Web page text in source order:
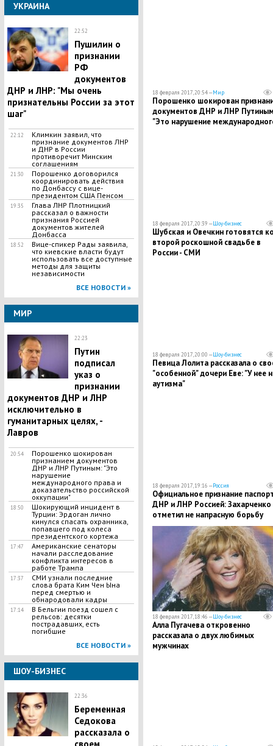
УКРАИНА
22:52
​Пушилин о
признании
РФ
документов
ДНР и ЛНР: "Мы очень
признательны России за этот
шаг"
22:12
Климкин заявил, что
признание документов ЛНР
и ДНР в России
противоречит Минским
соглашениям
21:30
Порошенко договорился
координировать действия
по Донбассу с вице-
президентом США Пенсом
19:35
Глава ЛНР Плотницкий
рассказал о важности
признания Россией
документов жителей
Донбасса
18:52
Вице-спикер Рады заявила,
что киевские власти будут
использовать все доступные
методы для защиты
независимости
ВСЕ НОВОСТИ »
МИР
22:23
​Путин
подписал
указ о
признании
документов ДНР и ЛНР
исключительно в
гуманитарных целях, -
Лавров
20:54
​Порошенко шокирован
признанием документов
ДНР и ЛНР Путиным: "Это
нарушение
международного права и
доказательство российской
оккупации"
18:50
​Шокирующий инцидент в
Турции: Эрдоган лично
кинулся спасать охранника,
попавшего под колеса
президентского кортежа
17:47
Американские сенаторы
начали расследование
конфликта интересов в
работе Трампа
17:37
СМИ узнали последние
слова брата Ким Чен Ына
перед смертью и
обнародовали кадры
17:14
В Бельгии поезд сошел с
рельсов: десятки
пострадавших, есть
погибшие
ВСЕ НОВОСТИ »
ШОУ-БИЗНЕС
22:36
Беременная
Седокова
рассказала о
18 февраля 2017, 20:54 —Мир
​Порошенко шокирован
документов ДНР и ЛНР
"Это нарушение
18 февраля 2017, 20:39 —Шоу-бизнес
Шубская и Овечкин готовятся
второй роскошной свадьбе в
России - СМИ
18 февраля 2017, 20:00 —Шоу-бизнес
Певица Лолита рассказала о
"особенной" дочери Еве: "У нее
аутизма"
18 февраля 2017, 19:16 —Россия
​Официальное признание
ДНР и ЛНР Россией: Захарченко
отметил не напрасную борьбу
жителей Донбасса
18 февраля 2017, 18:46 —Шоу-бизнес
Алла Пугачева откровенно
рассказала о двух любимых
мужчинах